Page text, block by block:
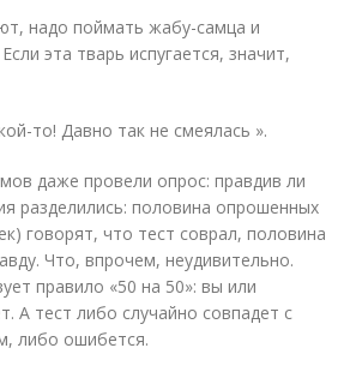
надо поймать жабу-самца и
эта тварь испугается, значит,
то! Давно так не смеялась ».
даже провели опрос: правдив ли
разделились: половина опрошенных
говорят, что тест соврал, половина
Что, впрочем, неудивительно.
правило «50 на 50»: вы или
А тест либо случайно совпадет с
либо ошибется.